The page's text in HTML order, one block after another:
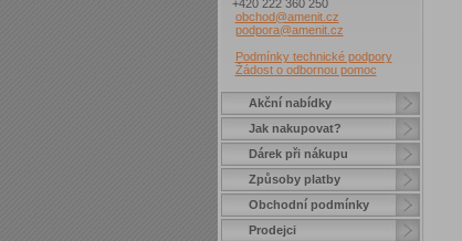
+420 222 360 250
obchod@amenit.cz
podpora@amenit.cz
Podmínky technické podpory
Žádost o odbornou pomoc
Akční nabídky
Jak nakupovat?
Dárek při nákupu
Způsoby platby
Obchodní podmínky
Prodejci